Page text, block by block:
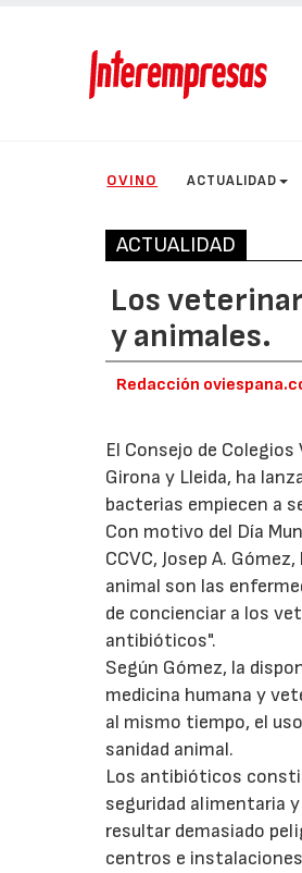
OVINO ACTUALIDAD
ACTUALIDAD
Los
y animales.
Redacción
El Consejo de
Girona y Lleida, ha
bacterias empiecen a
Con motivo del Día
CCVC, Josep A.
animal son las
de concienciar a los
antibióticos".
Según Gómez, la
medicina humana y
al mismo tiempo, el
sanidad animal.
Los antibióticos
seguridad alimentaria
resultar demasiado
centros e